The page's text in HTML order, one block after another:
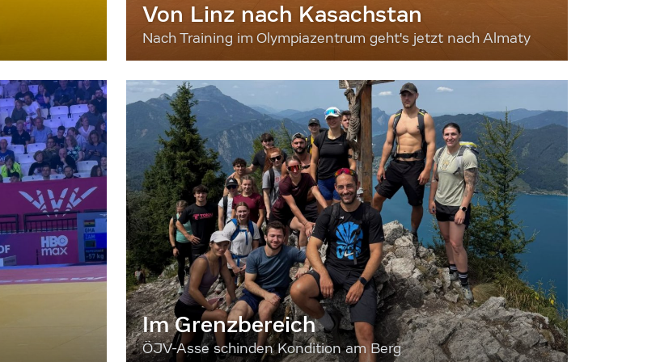
Von Linz nach Kasachstan
Nach Training im Olympiazentrum geht's jetzt nach Almaty
Im Grenzbereich
ÖJV-Asse schinden Kondition am Berg